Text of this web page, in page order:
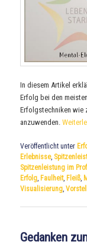
In diesem Artikel
Erfolg bei den
Erfolgstechniken wie
anzuwenden.
Veröffentlicht unter
Erlebnisse,
Spitzenleistung im
Erfolg, Faulheit, Fleiß,
Visualisierung,
Gedanken